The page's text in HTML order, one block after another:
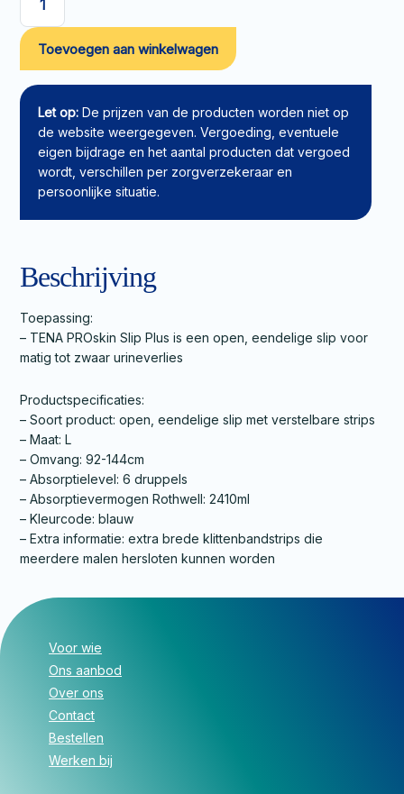
TENA
PROskin
Plus
L
aantal
Toevoegen aan winkelwagen
Let op: De prijzen van de producten worden niet op
de website weergegeven. Vergoeding, eventuele
eigen bijdrage en het aantal producten dat vergoed
wordt, verschillen per zorgverzekeraar en
persoonlijke situatie.
Beschrijving
Toepassing:
– TENA PROskin Slip Plus is een open, eendelige slip voor
matig tot zwaar urineverlies
Productspecificaties:
– Soort product: open, eendelige slip met verstelbare strips
– Maat: L
– Omvang: 92-144cm
– Absorptielevel: 6 druppels
– Absorptievermogen Rothwell: 2410ml
– Kleurcode: blauw
– Extra informatie: extra brede klittenbandstrips die
meerdere malen hersloten kunnen worden
Voor wie
Ons aanbod
Over ons
Contact
Bestellen
Werken bij